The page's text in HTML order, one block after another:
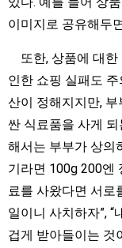
이미지로 공유해두
또한, 상품에 대한
인한 쇼핑 실패도
산이 정해지지만,
싼 식료품을 사게
해서는 부부가 상의
기라면 100g 200엔
료를 사왔다면 서로
일이니 사치하자”,
겁게 받아들이는 것